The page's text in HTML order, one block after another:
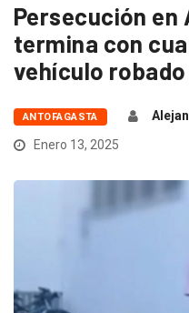
Persecución
termina con
vehículo
ANTOFAGASTA
Enero 13, 2025